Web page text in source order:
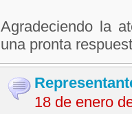
Agradeciendo la
una pronta
18 de enero